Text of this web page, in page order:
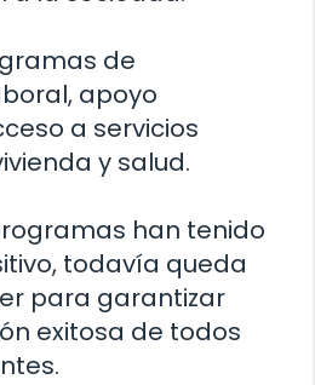
de
apoyo
a servicios
y salud.
han tenido
todavía queda
para garantizar
exitosa de todos